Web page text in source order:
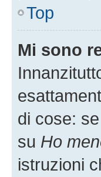
Top
Mi sono
di cose:
su Ho
istruzioni